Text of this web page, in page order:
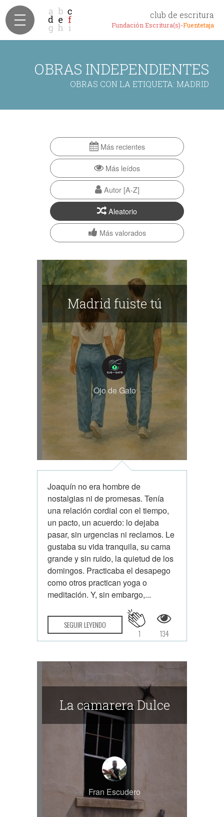
club de escritura
Fundación Escritura(s)-Fuentetaja
OBRAS INDEPENDIENTES
OBRAS CON LA ETIQUETA: MADRID
Más recientes
Más leídos
Autor [A-Z]
Aleatorio
Más valorados
Madrid fuiste tú
Ojo de Gato
Joaquín no era hombre de
nostalgias ni de promesas. Tenía
una relación cordial con el tiempo,
un pacto, un acuerdo: lo dejaba
pasar, sin urgencias ni reclamos. Le
gustaba su vida tranquila, su cama
grande y sin ruido, la quietud de los
domingos. Practicaba el desapego
como otros practican yoga o
meditación. Y, sin embargo,...
SEGUIR LEYENDO
134
1
La camarera Dulce
Fran Escudero